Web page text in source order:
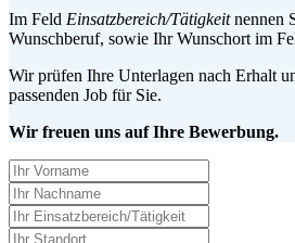
Im Feld Einsatzbereich/Tätigkeitnennen
Wunschberuf, sowie Ihr Wunschort im
Wir prüfen Ihre Unterlagen nach Erhalt
passenden Job für Sie.
Wir freuen uns auf Ihre Bewerbung.